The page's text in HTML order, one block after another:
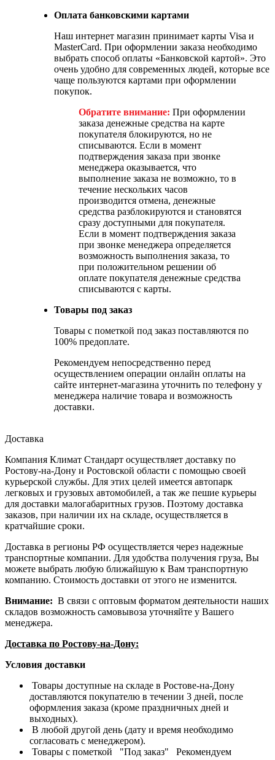
Оплата банковскими картами
Наш интернет магазин принимает карты Visa и
MasterCard. При оформлении заказа необходимо
выбрать способ оплаты «Банковской картой». Это
очень удобно для современных людей, которые все
чаще пользуются картами при оформлении
покупок.
Обратите внимание: При оформлении
заказа денежные средства на карте
покупателя блокируются, но не
списываются. Если в момент
подтверждения заказа при звонке
менеджера оказывается, что
выполнение заказа не возможно, то в
течение нескольких часов
производится отмена, денежные
средства разблокируются и становятся
сразу доступными для покупателя.
Если в момент подтверждения заказа
при звонке менеджера определяется
возможность выполнения заказа, то
при положительном решении об
оплате покупателя денежные средства
списываются с карты.
Товары под заказ
Товары с пометкой под заказ поставляются по
100% предоплате.
Рекомендуем непосредственно перед
осуществлением операции онлайн оплаты на
сайте интернет-магазина уточнить по телефону у
менеджера наличие товара и возможность
доставки.
Доставка
Компания Климат Стандарт осуществляет доставку по
Ростову-на-Дону и Ростовской области с помощью своей
курьерской службы. Для этих целей имеется автопарк
легковых и грузовых автомобилей, а так же пешие курьеры
для доставки малогабаритных грузов. Поэтому доставка
заказов, при наличии их на складе, осуществляется в
кратчайшие сроки.
Доставка в регионы РФ осуществляется через надежные
транспортные компании. Для удобства получения груза, Вы
можете выбрать любую ближайшую к Вам транспортную
компанию. Стоимость доставки от этого не изменится.
Внимание: В связи с оптовым форматом деятельности наших
складов возможность самовывоза уточняйте у Вашего
менеджера.
Доставка по Ростову-на-Дону:
Условия доставки
Товары доступные на складе в Ростове-на-Дону
доставляются покупателю в течении 3 дней, после
оформления заказа (кроме праздничных дней и
выходных).
В любой другой день (дату и время необходимо
согласовать с менеджером).
Товары с пометкой "Под заказ" Рекомендуем